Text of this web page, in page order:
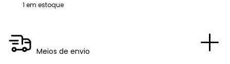
1 em estoque
Meios de envio